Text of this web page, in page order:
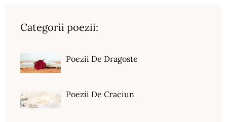
Categorii poezii:
Poezii De Dragoste
Poezii De Craciun